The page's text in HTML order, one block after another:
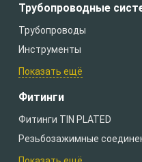
Трубопроводные
Трубопроводы
Инструменты
Показать ещё
Фитинги
Фитинги TIN PLATED
Резьбозажимные